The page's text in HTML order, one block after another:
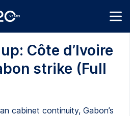
Côte d’Ivoire
strike (Full
cabinet continuity, Gabon’s